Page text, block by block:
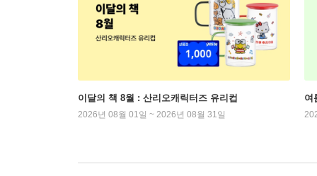
이달의 책 8월 : 산리오캐릭터즈 유리컵
2026년 08월 01일 ~ 2026년 08월 31일
여